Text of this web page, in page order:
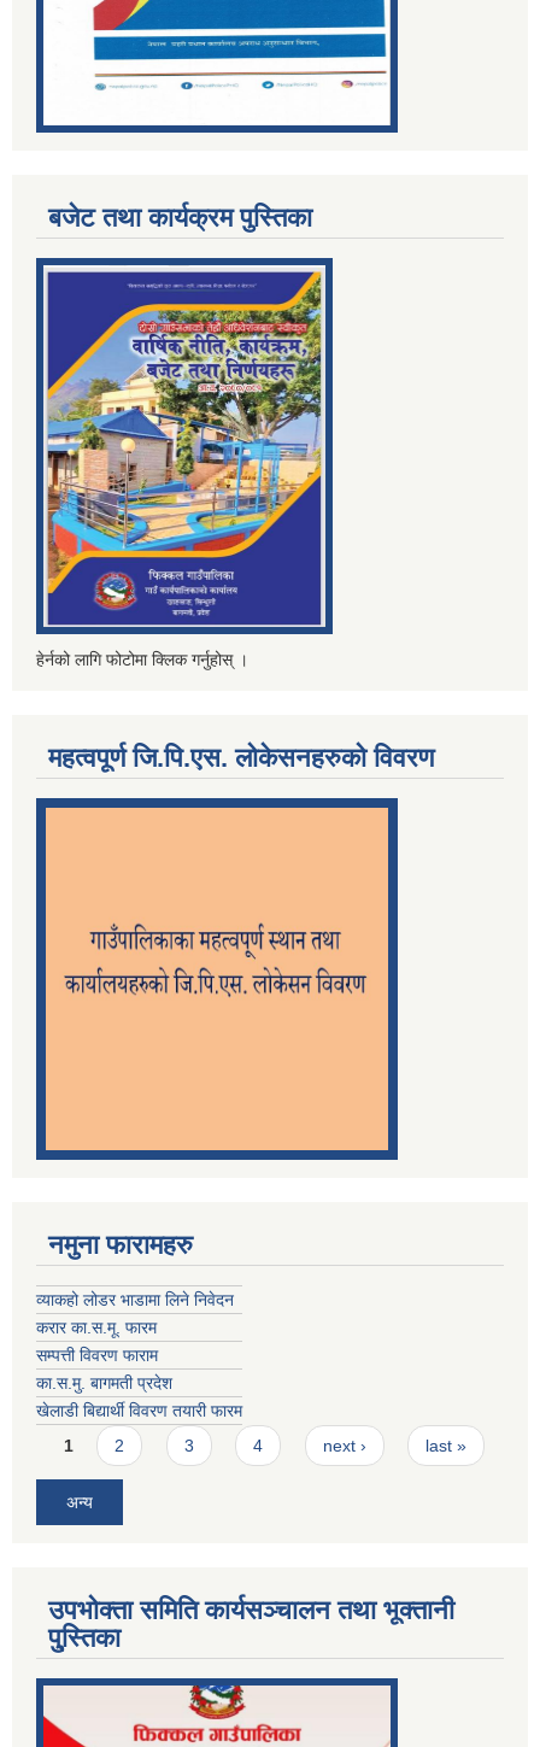
बजेट तथा कार्यक्रम पुस्तिका
हेर्नको लागि फोटोमा क्लिक गर्नुहोस् ।
महत्वपूर्ण जि.पि.एस. लोकेसनहरुको विवरण
नमुना फारामहरु
व्याकहो लोडर भाडामा लिने निवेदन
करार का.स.मू. फारम
सम्पत्ती विवरण फाराम
का.स.मु. बागमती प्रदेश
खेलाडी बिद्यार्थी विवरण तयारी फारम
Pages
1 2 3 4 next › last »
अन्य
उपभोक्ता समिति कार्यसञ्चालन तथा भूक्तानी
पु्स्तिका